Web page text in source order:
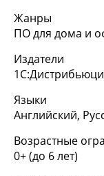
Жанры
ПО для дома и
Издатели
Языки
Английский,
Возрастные
0+ (до 6 лет)